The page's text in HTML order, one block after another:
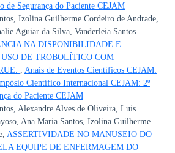
de Segurança do Paciente CEJAM
Izolina Guilherme Cordeiro de Andrade,
Aguiar da Silva, Vanderleia Santos
NA DISPONIBILIDADE E
DE TROBOLÍTICO COM
Anais de Eventos Científicos CEJAM:
Científico Internacional CEJAM: 2º
do Paciente CEJAM
Alexandre Alves de Oliveira, Luis
Ana Maria Santos, Izolina Guilherme
ASSERTIVIDADE NO MANUSEIO DO
EQUIPE DE ENFERMAGEM DO